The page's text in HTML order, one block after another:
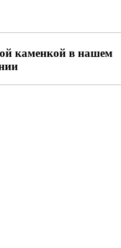
каменкой в нашем